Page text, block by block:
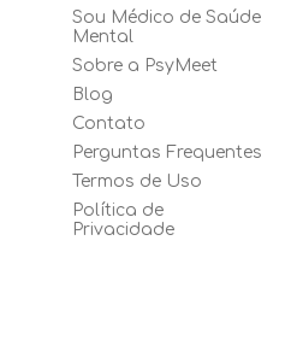
Sou Médico de Saúde
Mental
Sobre a PsyMeet
Blog
Contato
Perguntas Frequentes
Termos de Uso
Política de
Privacidade